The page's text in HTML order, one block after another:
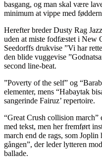
basgang, og man skal være
minimum at vippe med
Herefter breder Dusty Rag
uden at miste fodfæstet i New
Seedorffs drukvise ”Vi har
den blide vuggevise
second line-beat.
”Poverty of the self” og
elementer, mens “Habaytak
sangerinde Fairuz’ repertoire.
“Great Crush collision
med tekst, men her fremført
march end de rags, som
gången”, der leder lytteren
ballade.